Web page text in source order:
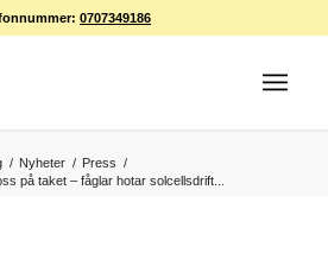
0707349186
/ Nyheter / Press /
på taket – fåglar hotar solcellsdrift...